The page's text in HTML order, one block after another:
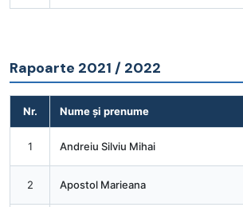
Rapoarte 2021 / 2022
Nr. Nume și prenume
1 Andreiu Silviu Mihai
2 Apostol Marieana